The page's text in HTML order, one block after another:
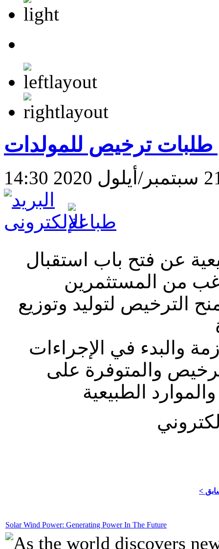
طلبات ترخيص للمولدات
عن فتح باب استقبال
من المستثمرين
الترخيص لتوليد وتوزيع
والبدء في الإجراءات
والمتوفرة على
الطبيعية
Solar Wind Power: Generating Power In The Future
As the world discovers